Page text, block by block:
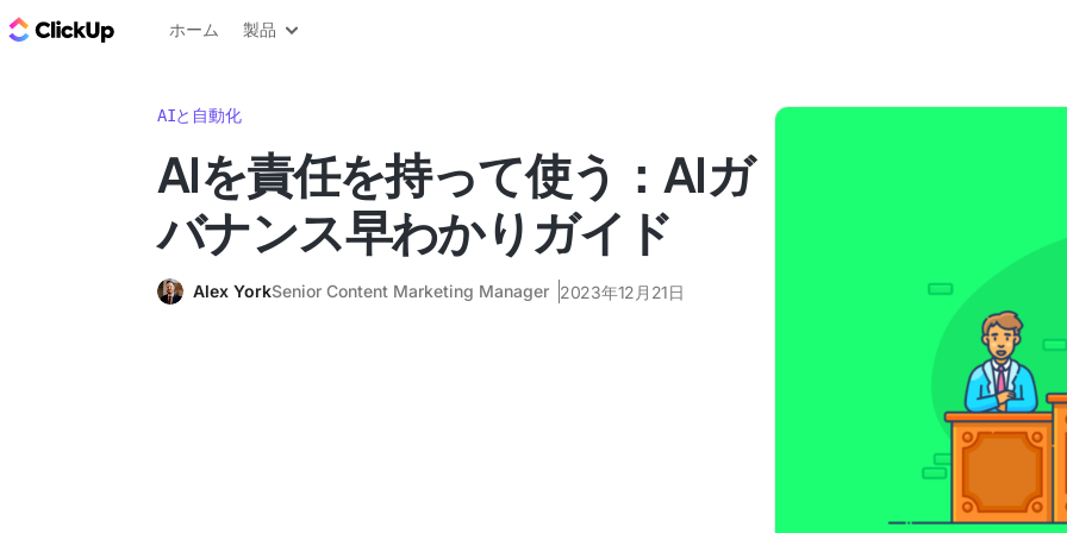
ClickUp ブログ
ホーム 製品
AIと自動化
AIを責任を持って使う：AIガ
バナンス早わかりガイド
Alex YorkSenior Content Marketing Manager 2023年12月21日